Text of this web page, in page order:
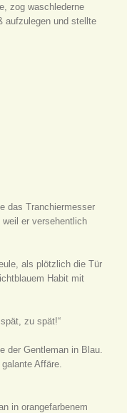
zog waschlederne
aufzulegen und stellte
das Tranchiermesser
er versehentlich
als plötzlich die Tür
Habit mit
zu spät!“
der Gentleman in Blau.
Affäre.
in orangefarbenem